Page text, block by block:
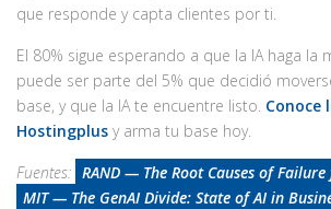
que responde y capta clientes por ti.
El 80% sigue esperando a que la IA haga la
puede ser parte del 5% que decidió
base, y que la IA te encuentre listo. Conoce
Hostingplus y arma tu base hoy.
Fuentes: RAND — The Root Causes of
MIT — The GenAI Divide: State of AI in